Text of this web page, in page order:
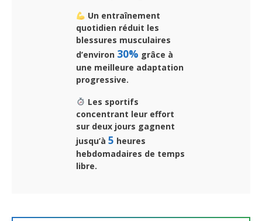
Un entraînement
quotidien réduit les
blessures musculaires
d’environ 30% grâce à
une meilleure adaptation
progressive.
Les sportifs
concentrant leur effort
sur deux jours gagnent
jusqu’à 5 heures
hebdomadaires de temps
libre.